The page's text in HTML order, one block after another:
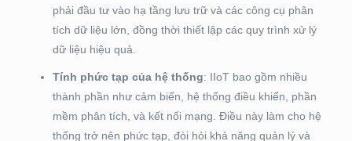
phải đầu tư vào hạ tầng lưu trữ và các công cụ phân
tích dữ liệu lớn, đồng thời thiết lập các quy trình xử lý
dữ liệu hiệu quả.
Tính phức tạp của hệ thống: IIoT bao gồm nhiều
thành phần như cảm biến, hệ thống điều khiển, phần
mềm phân tích, và kết nối mạng. Điều này làm cho hệ
thống trở nên phức tạp, đòi hỏi khả năng quản lý và